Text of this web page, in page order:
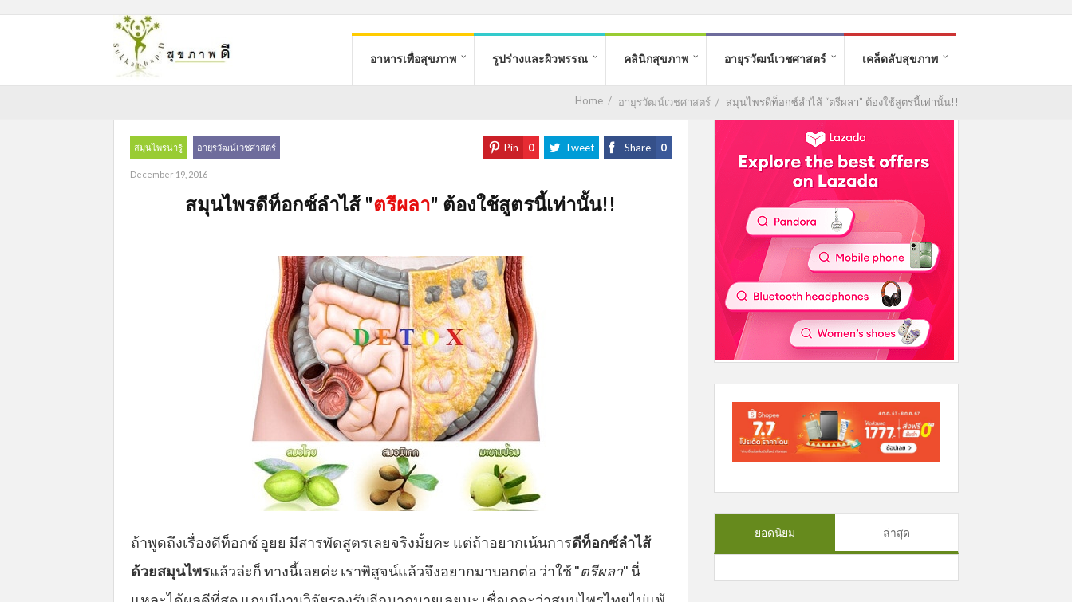
อาหารเพื่อสุขภาพ รูปร่างและผิวพรรณ คลินิกสุขภาพ อายุรวัฒน์เวชศาสตร์ เคล็ดลับสุขภาพ
Home / อายุรวัฒน์เวชศาสตร์ / สมุนไพรดีท็อกซ์ลำไส้ “ตรีผลา” ต้องใช้สูตรนี้เท่านั้น!!
สมุนไพรน่ารู้ อายุรวัฒน์เวชศาสตร์
December 19, 2016
Share 0
Tweet
Pin 0
สมุนไพรดีท็อกซ์ลำไส้ "ตรีผลา" ต้องใช้สูตรนี้เท่านั้น!!
ถ้าพูดถึงเรื่องดีท็อกซ์ อูยย มีสารพัดสูตรเลยจริงมั้ยคะ แต่ถ้าอยากเน้นการดีท็อกซ์ลำไส้
ด้วยสมุนไพรแล้วล่ะก็ ทางนี้เลยค่ะ เราพิสูจน์แล้วจึงอยากมาบอกต่อ ว่าใช้ "ตรีผลา" นี่
ยอดนิยม ล่าสุด